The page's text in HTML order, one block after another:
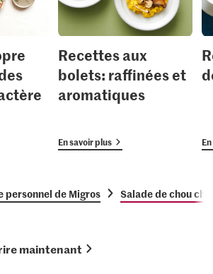
Recettes aux
bolets: raffinées et
aromatiques
En savoir plus
personnel de Migros Salade de chou
maintenant